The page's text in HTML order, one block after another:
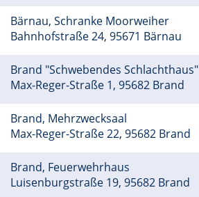
Bärnau, Schranke Moorweiher
Bahnhofstraße 24, 95671 Bärnau
Brand "Schwebendes Schlachthaus"
Max-Reger-Straße 1, 95682 Brand
Brand, Mehrzwecksaal
Max-Reger-Straße 22, 95682 Brand
Brand, Feuerwehrhaus
Luisenburgstraße 19, 95682 Brand